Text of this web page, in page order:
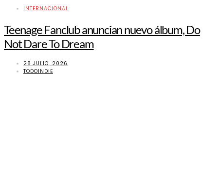
INTERNACIONAL
Teenage Fanclub anuncian nuevo álbum, Do
Not Dare To Dream
28 JULIO, 2026
TODOINDIE